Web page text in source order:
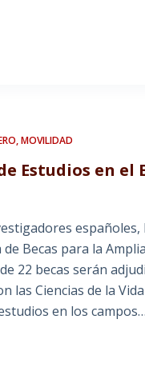
,MOVILIDAD
Estudios en el
españoles,
Becas para la
22 becas serán
las Ciencias de la
en los campos…